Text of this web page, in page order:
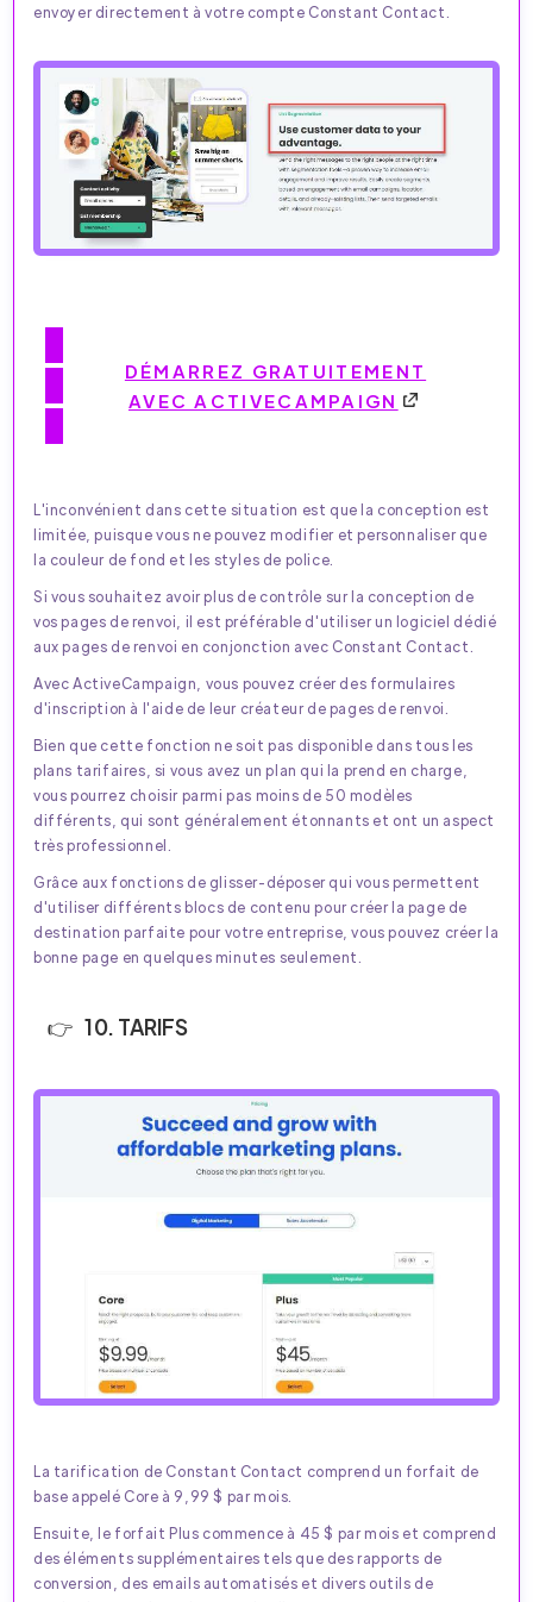
envoyer directement à votre compte Constant Contact.
DÉMARREZ GRATUITEMENT
AVEC ACTIVECAMPAIGN
L'inconvénient dans cette situation est que la conception est
limitée, puisque vous ne pouvez modifier et personnaliser que
la couleur de fond et les styles de police.
Si vous souhaitez avoir plus de contrôle sur la conception de
vos pages de renvoi, il est préférable d'utiliser un logiciel dédié
aux pages de renvoi en conjonction avec Constant Contact.
Avec ActiveCampaign, vous pouvez créer des formulaires
d'inscription à l'aide de leur créateur de pages de renvoi.
Bien que cette fonction ne soit pas disponible dans tous les
plans tarifaires, si vous avez un plan qui la prend en charge,
vous pourrez choisir parmi pas moins de 50 modèles
différents, qui sont généralement étonnants et ont un aspect
très professionnel.
Grâce aux fonctions de glisser-déposer qui vous permettent
d'utiliser différents blocs de contenu pour créer la page de
destination parfaite pour votre entreprise, vous pouvez créer la
bonne page en quelques minutes seulement.
10. TARIFS
La tarification de Constant Contact comprend un forfait de
base appelé Core à 9,99 $ par mois.
Ensuite, le forfait Plus commence à 45 $ par mois et comprend
des éléments supplémentaires tels que des rapports de
conversion, des emails automatisés et divers outils de